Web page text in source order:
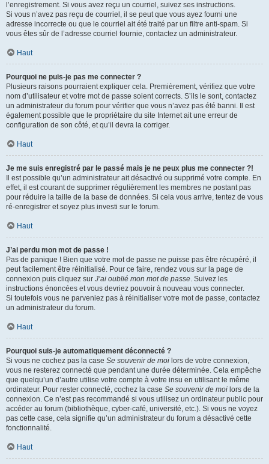
l’enregistrement. Si vous avez reçu un courriel, suivez ses instructions.
Si vous n’avez pas reçu de courriel, il se peut que vous ayez fourni une
adresse incorrecte ou que le courriel ait été traité par un filtre anti-spam. Si
vous êtes sûr de l’adresse courriel fournie, contactez un administrateur.
Haut
Pourquoi ne puis-je pas me connecter ?
Plusieurs raisons pourraient expliquer cela. Premièrement, vérifiez que votre
nom d’utilisateur et votre mot de passe soient corrects. S’ils le sont, contactez
un administrateur du forum pour vérifier que vous n’avez pas été banni. Il est
également possible que le propriétaire du site Internet ait une erreur de
configuration de son côté, et qu’il devra la corriger.
Haut
Je me suis enregistré par le passé mais je ne peux plus me connecter ?!
Il est possible qu’un administrateur ait désactivé ou supprimé votre compte. En
effet, il est courant de supprimer régulièrement les membres ne postant pas
pour réduire la taille de la base de données. Si cela vous arrive, tentez de vous
ré-enregistrer et soyez plus investi sur le forum.
Haut
J’ai perdu mon mot de passe !
Pas de panique ! Bien que votre mot de passe ne puisse pas être récupéré, il
peut facilement être réinitialisé. Pour ce faire, rendez vous sur la page de
connexion puis cliquez sur J’ai oublié mon mot de passe. Suivez les
instructions énoncées et vous devriez pouvoir à nouveau vous connecter.
Si toutefois vous ne parveniez pas à réinitialiser votre mot de passe, contactez
un administrateur du forum.
Haut
Pourquoi suis-je automatiquement déconnecté ?
Si vous ne cochez pas la case Se souvenir de moi lors de votre connexion,
vous ne resterez connecté que pendant une durée déterminée. Cela empêche
que quelqu’un d’autre utilise votre compte à votre insu en utilisant le même
ordinateur. Pour rester connecté, cochez la case Se souvenir de moi lors de la
connexion. Ce n’est pas recommandé si vous utilisez un ordinateur public pour
accéder au forum (bibliothèque, cyber-café, université, etc.). Si vous ne voyez
pas cette case, cela signifie qu’un administrateur du forum a désactivé cette
fonctionnalité.
Haut